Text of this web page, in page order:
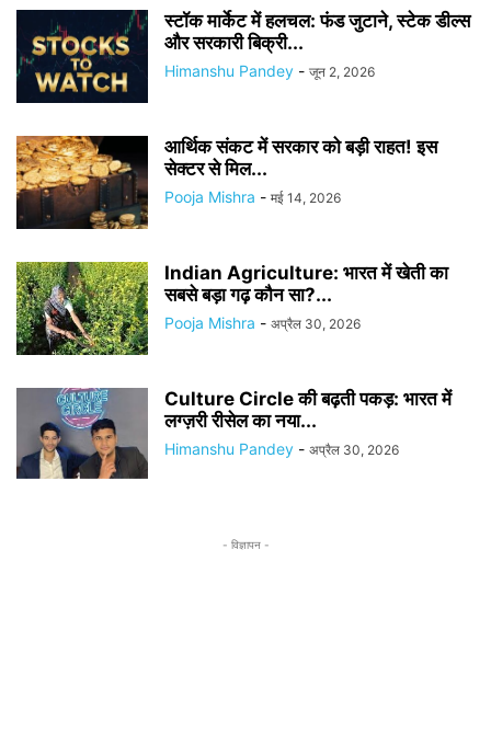
स्टॉक मार्केट में हलचल: फंड जुटाने, स्टेक डील्स
और सरकारी बिक्री...
Himanshu Pandey - जून 2, 2026
आर्थिक संकट में सरकार को बड़ी राहत! इस
सेक्टर से मिल...
Pooja Mishra - मई 14, 2026
Indian Agriculture: भारत में खेती का
सबसे बड़ा गढ़ कौन सा?...
Pooja Mishra - अप्रैल 30, 2026
Culture Circle की बढ़ती पकड़: भारत में
लग्ज़री रीसेल का नया...
Himanshu Pandey - अप्रैल 30, 2026
- विज्ञापन -